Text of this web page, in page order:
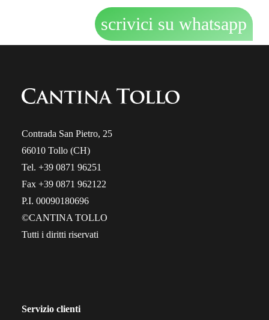
Contrada San Pietro, 25
66010 Tollo (CH)
Tel. +39 0871 96251
Fax +39 0871 962122
P.I. 00090180696
©CANTINA TOLLO
Tutti i diritti riservati
Servizio clienti